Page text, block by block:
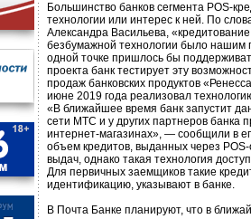
Большинство банков сегмента POS-
технологии или интерес к ней. По
Александра Васильева,
безбумажной технологии было
одной точке пришлось бы
проекта банк тестирует эту
продаж банковских продуктов
июне 2019 года реализовал
«В ближайшее время банк запустит
сети МТС и у других партнеров банка
интернет-магазинах», — сообщили в
объем кредитов, выданных через
выдач, однако такая технология
Для первичных заемщиков такие
идентификацию, указывают в банке.
В Почта Банке планируют, что в